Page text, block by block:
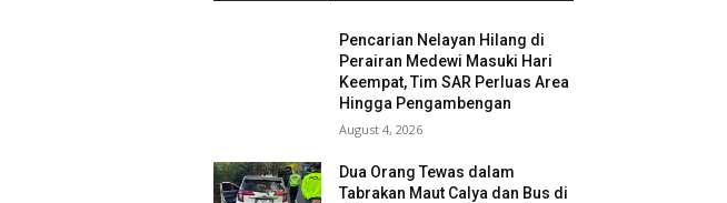
Pencarian Nelayan Hilang di
Perairan Medewi Masuki Hari
Keempat, Tim SAR Perluas Area
Hingga Pengambengan
August 4, 2026
Dua Orang Tewas dalam
Tabrakan Maut Calya dan Bus di